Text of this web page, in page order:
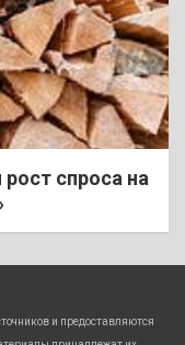
спроса на
и предоставляются